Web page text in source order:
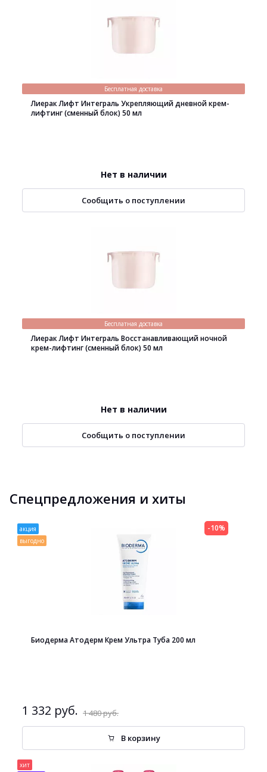
Бесплатная доставка
Лиерак Лифт Интеграль Укрепляющий дневной крем-
лифтинг (сменный блок) 50 мл
Нет в наличии
Сообщить о поступлении
Бесплатная доставка
Лиерак Лифт Интеграль Восстанавливающий ночной
крем-лифтинг (сменный блок) 50 мл
Нет в наличии
Сообщить о поступлении
Спецпредложения и хиты
акция
выгодно
Биодерма Атодерм Крем Ультра Туба 200 мл
1 332 руб. 1 480 руб.
-10%
В корзину
хит